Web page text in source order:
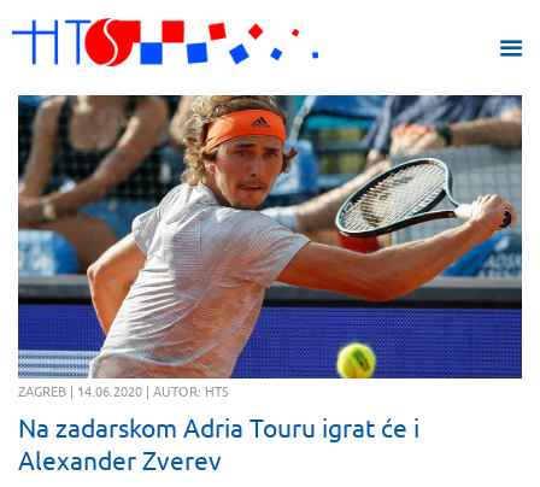
ZAGREB | 14.06.2020 | AUTOR: HTS
Na zadarskom Adria Touru igrat će i
Alexander Zverev